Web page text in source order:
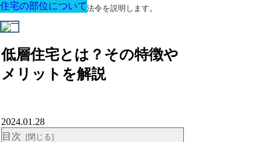
建築に関する用語と関連法令を説明します。
低層住宅とは？その特徴や
メリットを解説
住宅の部位について
2024.01.28
目次
住宅の部位について
住宅の部位について
住宅の部位について
住宅の部位について
住宅の部位について
住宅の部位について